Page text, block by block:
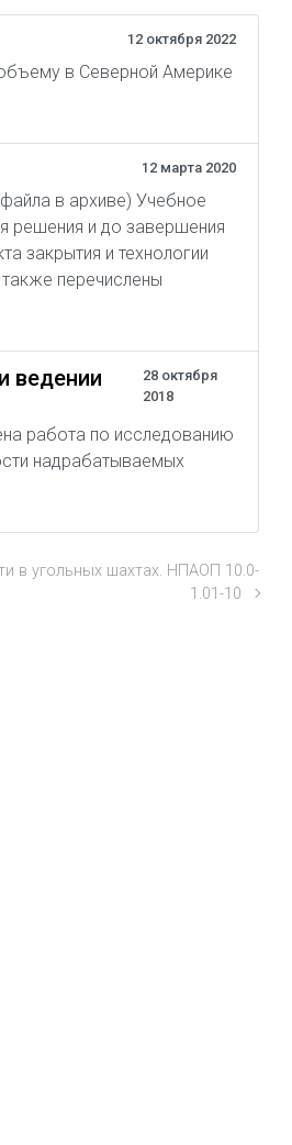
12 октября 2022
в Северной Америке
12 марта 2020
в архиве) Учебное
решения и до завершения
закрытия и технологии
перечислены
ведении
28 октября
2018
работа по исследованию
надрабатываемых
в угольных шахтах. НПАОП 10.0-
1.01-10